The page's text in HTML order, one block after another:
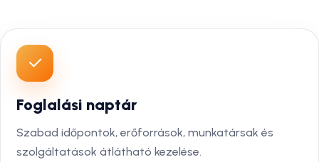
Foglalási naptár
Szabad időpontok, erőforrások, munkatársak és
szolgáltatások átlátható kezelése.